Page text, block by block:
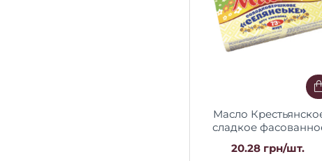
Масло
сладкое
73% 180г ГОСТ "ТМ
20.28 грн/шт.